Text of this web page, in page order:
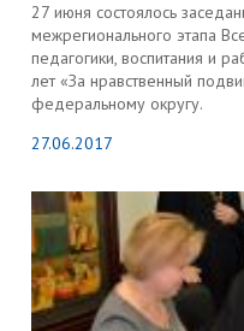
27 июня состоялось
межрегионального этапа
педагогики, воспитания и
лет «За нравственный
федеральному округу.
27.06.2017